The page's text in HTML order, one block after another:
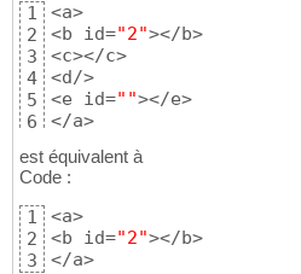
1
2
3
4
5
6
<a>
<b id="2"></b>
<c></c>
<d/>
<e id=""></e>
</a>
est équivalent à
Code :
1
2
3
<a>
<b id="2"></b>
</a>